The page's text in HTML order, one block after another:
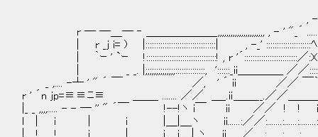
, - ‐ '_"´_,..-
r ─ ─＿─ ‐ ＿＿＿＿＿＿_,,,,,,,,,,,,,,,,,,,,,, , - ' "_´ ......::::::::::ﾍ
| r _j i= ) |:::::::::::::::::::::::::::::::::| , -_' :::::::::::::::::::::ﾍ／
| ｀ｰ ' `ｰ !:::::::::::::::::::::::::::::::::! , r '´:::::::::::::::::::::::::／:X
| _ _. |;;;;;;;;;;;;;;::::::::::::::, '::::::_ii＿＿＿＿ ／／::::＼
_ ,.... -┴ ' " ´ ￣ ／, ' ´ iｉ ／／ ￣｀ ｰ＼ ｰ ､
r ' ´n jp=≡≡ﾆ≡ ＿＿_ ....... ／／ ＿_.iｉ＿＿__.／／＿＿＿＿
|_ _ ,,,,..... - - ─ '' " ´￣ !--!ヽ i￣ ii ／／ ! ! i !
l | ｉ | ｉ |＿|＿ヽ ii......:／／
| ! ! ｉ | ｉ＿ｉ＿|_ヽ ii ／ : : : : _ : ＿